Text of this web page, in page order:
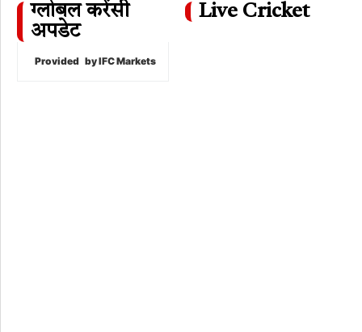
ग्लोबल करेंसी
अपडेट
Provided by IFC Markets
Live Cricket